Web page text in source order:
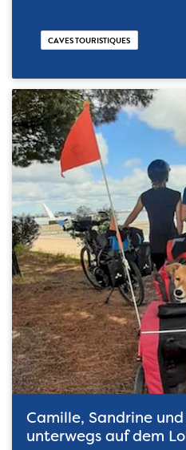
CAVES TOURISTIQUES
Camille, Sandrine
unterwegs auf dem